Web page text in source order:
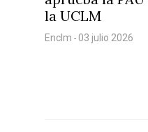
la UCLM
Enclm - 03 julio 2026